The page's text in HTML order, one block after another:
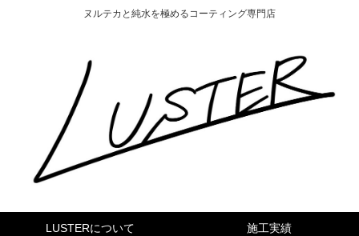
ヌルテカと純水を極めるコーティング専門店
LUSTERについて 施工実績